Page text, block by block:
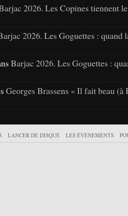
2026. Les Copines tiennent
2026. Les Goguettes : quand
Barjac 2026. Les Goguettes :
Georges Brassens « Il fait beau (à
LANCER DE DISQUE LES ÉVÉNEMENTS